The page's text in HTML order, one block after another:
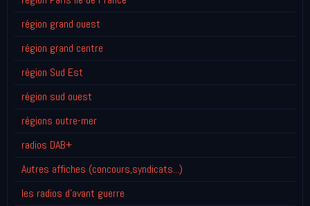
région grand ouest
région grand centre
région Sud Est
région sud ouest
régions outre-mer
radios DAB+
Autres affiches (concours,syndicats...)
les radios d'avant guerre